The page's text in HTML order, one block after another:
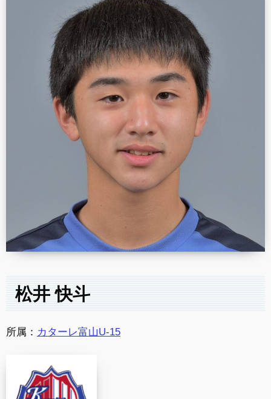
松井 快斗
所属： カターレ富山U-15